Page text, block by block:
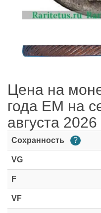
Цена на
года ЕМ на
августа 2026
Сохранность ?
VG
F
VF